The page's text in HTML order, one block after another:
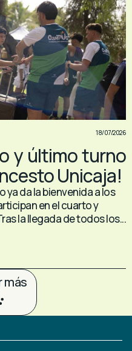
18/07/2026
y último turno
Unicaja!
ya da la bienvenida a los
en el cuarto y
la llegada de todos los...
más